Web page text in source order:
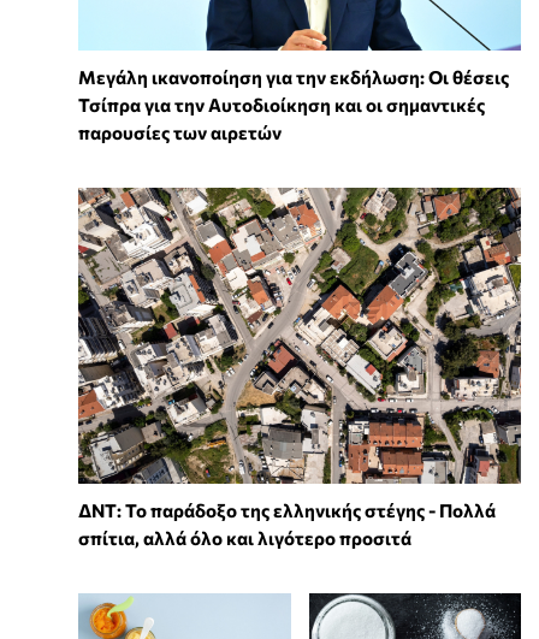
Μεγάλη ικανοποίηση για την εκδήλωση: Οι θέσεις
Τσίπρα για την Αυτοδιοίκηση και οι σημαντικές
παρουσίες των αιρετών
ΔΝΤ: Το παράδοξο της ελληνικής στέγης - Πολλά
σπίτια, αλλά όλο και λιγότερο προσιτά